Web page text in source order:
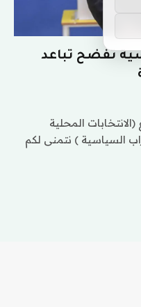
تفضح تباعد
المحلية
السياسية ) نتمنى لكم